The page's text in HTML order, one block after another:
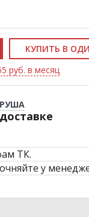
КУПИТЬ В
руб. в месяц
ТК.
у